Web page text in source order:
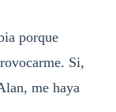
porque
Si,
me haya